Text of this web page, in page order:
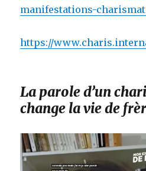
manifestations-
https://
La parole d’un
change la vie de